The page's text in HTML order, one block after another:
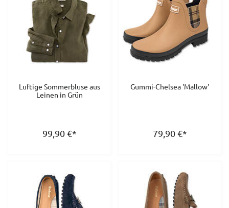
Luftige Sommerbluse aus
Leinen in Grün
99,90€*
Gummi-Chelsea 'Mallow'
79,90€*